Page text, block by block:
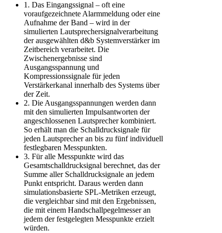
1. Das Eingangssignal – oft eine
voraufgezeichnete Alarmmeldung oder eine
Aufnahme der Band – wird in der
simulierten Lautsprechersignalverarbeitung
der ausgewählten d&b Systemverstärker im
Zeitbereich verarbeitet. Die
Zwischenergebnisse sind
Ausgangsspannung und
Kompressionssignale für jeden
Verstärkerkanal innerhalb des Systems über
der Zeit.
2. Die Ausgangsspannungen werden dann
mit den simulierten Impulsantworten der
angeschlossenen Lautsprecher kombiniert.
So erhält man die Schalldrucksignale für
jeden Lautsprecher an bis zu fünf individuell
festlegbaren Messpunkten.
3. Für alle Messpunkte wird das
Gesamtschalldrucksignal berechnet, das der
Summe aller Schalldrucksignale an jedem
Punkt entspricht. Daraus werden dann
simulationsbasierte SPL-Metriken erzeugt,
die vergleichbar sind mit den Ergebnissen,
die mit einem Handschallpegelmesser an
jedem der festgelegten Messpunkte erzielt
würden.